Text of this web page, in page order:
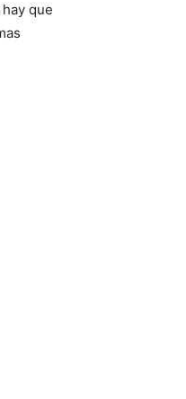
que